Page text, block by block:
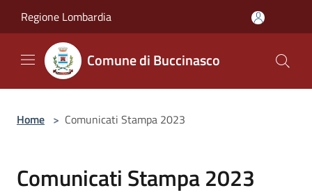
Regione Lombardia
Comune di Buccinasco
Home > Comunicati Stampa 2023
Comunicati Stampa 2023